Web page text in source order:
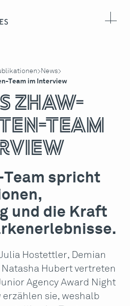
> News>
Team im Interview
ZHAW-
Team
Team spricht
und die Kraft
Hostettler, Demian
Hubert vertreten
Agency Award Night
erzählen sie, weshalb